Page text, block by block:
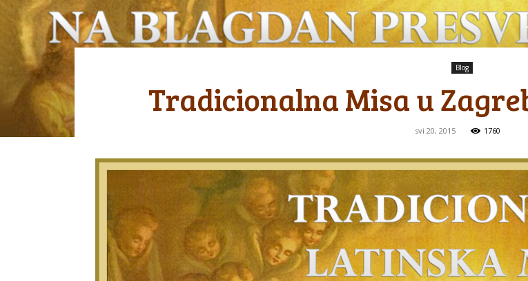
Blog
Tradicionalna Misa u
svi 20, 2015 1760